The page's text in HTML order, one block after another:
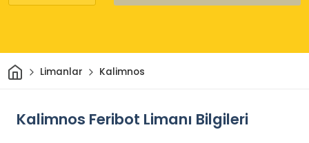
Ev Limanlar Kalimnos
Kalimnos Feribot Limanı Bilgileri